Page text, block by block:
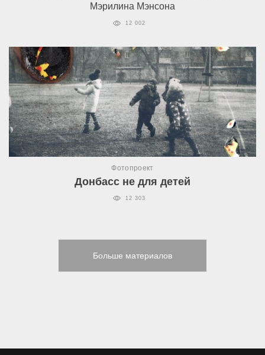
Мэрилина Мэнсона
12 002
Фотопроект
Донбасс не для детей
12 303
Больше материалов